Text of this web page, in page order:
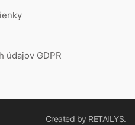
údajov GDPR
Created by RETAILYS.